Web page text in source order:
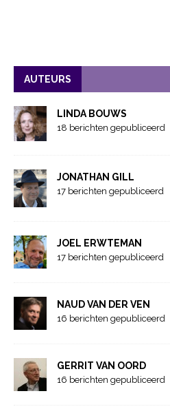
AUTEURS
LINDA BOUWS
18 berichten gepubliceerd
JONATHAN GILL
17 berichten gepubliceerd
JOEL ERWTEMAN
17 berichten gepubliceerd
NAUD VAN DER VEN
16 berichten gepubliceerd
GERRIT VAN OORD
16 berichten gepubliceerd